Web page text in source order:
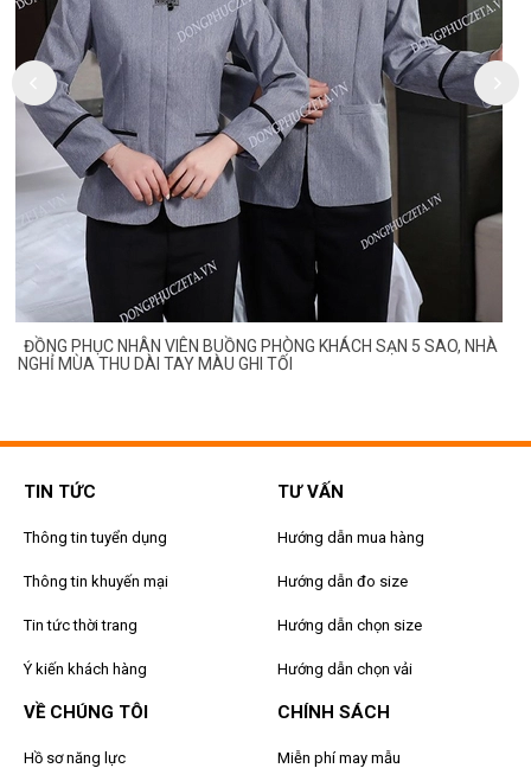
ĐỒNG PHỤC NHÂN VIÊN BUỒNG PHÒNG KHÁCH SẠN 5 SAO, NHÀ
NGHỈ MÙA THU DÀI TAY MÀU GHI TỐI
TIN TỨC
Thông tin tuyển dụng
Thông tin khuyến mại
Tin tức thời trang
Ý kiến khách hàng
TƯ VẤN
Hướng dẫn mua hàng
Hướng dẫn đo size
Hướng dẫn chọn size
Hướng dẫn chọn vải
VỀ CHÚNG TÔI
Hồ sơ năng lực
CHÍNH SÁCH
Miễn phí may mẫu